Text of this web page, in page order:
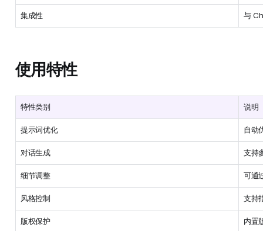
集成性 与
使用特性
特性类别 说明
提示词优化 自动
对话生成 支持
细节调整 可通
风格控制 支持
版权保护 内置